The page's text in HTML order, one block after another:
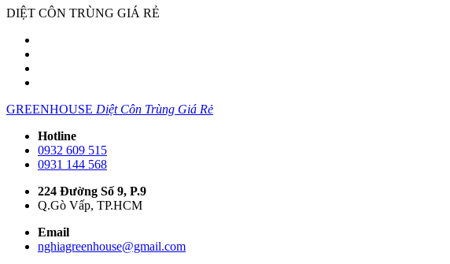
DIỆT CÔN TRÙNG GIÁ RẺ
GREENHOUSE Diệt Côn Trùng Giá Rẻ
Hotline
0932 609 515
0931 144 568
224 Đường Số 9, P.9
Q.Gò Vấp, TP.HCM
Email
nghiagreenhouse@gmail.com